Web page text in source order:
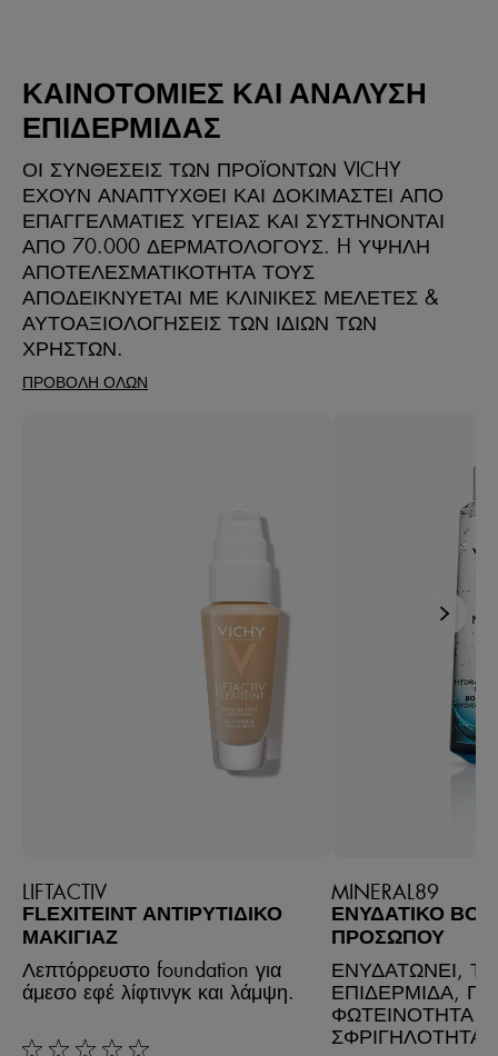
ΚΑΙΝΟΤΟΜΙΕΣ ΚΑΙ ΑΝΑΛΥΣΗ
ΕΠΙΔΕΡΜΙΔΑΣ
ΟΙ ΣΥΝΘΕΣΕΙΣ ΤΩΝ ΠΡΟΪΟΝΤΩΝ VICHY
ΕΧΟΥΝ ΑΝΑΠΤΥΧΘΕΙ ΚΑΙ ΔΟΚΙΜΑΣΤΕΙ ΑΠΟ
ΕΠΑΓΓΕΛΜΑΤΙΕΣ ΥΓΕΙΑΣ ΚΑΙ ΣΥΣΤΗΝΟΝΤΑΙ
ΑΠΟ 70.000 ΔΕΡΜΑΤΟΛΟΓΟΥΣ. H ΥΨΗΛΗ
ΑΠΟΤΕΛΕΣΜΑΤΙΚΟΤΗΤΑ ΤΟΥΣ
ΑΠΟΔΕΙΚΝΥΕΤΑΙ ΜΕ ΚΛΙΝΙΚΕΣ ΜΕΛΕΤΕΣ &
ΑΥΤΟΑΞΙΟΛΟΓΗΣΕΙΣ ΤΩΝ ΙΔΙΩΝ ΤΩΝ
ΧΡΗΣΤΩΝ​.
ΠΡΟΒΟΛΗ ΟΛΩΝ
LIFTACTIV
FLEXITEINT ΑΝΤΙΡΥΤΙΔΙΚΌ
ΜΑΚΙΓΙΆΖ
Λεπτόρρευστο foundation για
άμεσο εφέ λίφτινγκ και λάμψη.
MINERAL89
ΕΝΥΔΑΤΙΚΌ
ΠΡΟΣΏΠΟΥ
ΕΝΥΔΑΤΩΝΕΙ,
ΕΠΙΔΕΡΜΙΔΑ,
ΦΩΤΕΙΝΟΤΗΤΑ &
ΣΦΡΙΓΗΛΟΤΗΤΑ